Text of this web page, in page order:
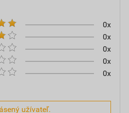
0x
0x
0x
0x
0x
užívateľ.